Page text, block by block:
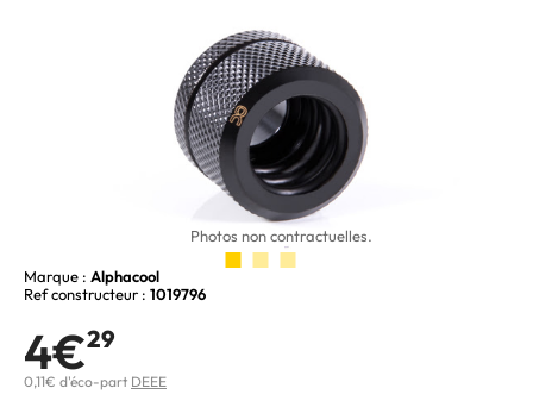
Photos non contractuelles.
Marque : Alphacool
Ref constructeur : 1019796
4€29
0,11€ d'éco-part DEEE